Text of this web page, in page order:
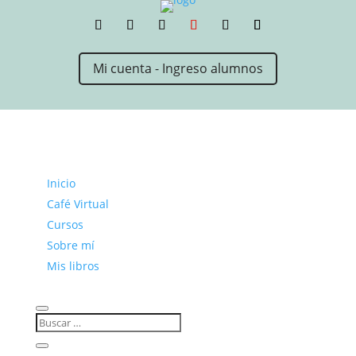
Mi cuenta - Ingreso alumnos
Inicio
Café Virtual
Cursos
Sobre mí
Mis libros